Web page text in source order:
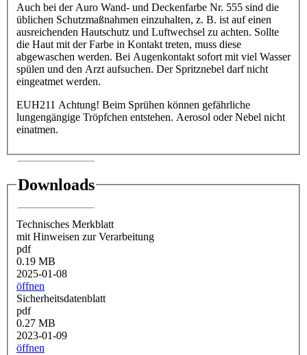
Auch bei der Auro Wand- und Deckenfarbe Nr. 555 sind die
üblichen Schutzmaßnahmen einzuhalten, z. B. ist auf einen
ausreichenden Hautschutz und Luftwechsel zu achten. Sollte
die Haut mit der Farbe in Kontakt treten, muss diese
abgewaschen werden. Bei Augenkontakt sofort mit viel Wasser
spülen und den Arzt aufsuchen. Der Spritznebel darf nicht
eingeatmet werden.
EUH211 Achtung! Beim Sprühen können gefährliche
lungengängige Tröpfchen entstehen. Aerosol oder Nebel nicht
einatmen.
Downloads
Technisches Merkblatt
mit Hinweisen zur Verarbeitung
pdf
0.19 MB
2025-01-08
öffnen
Sicherheitsdatenblatt
pdf
0.27 MB
2023-01-09
öffnen